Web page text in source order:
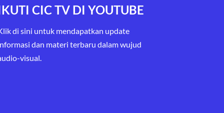
CIC TV DI YOUTUBE
di sini untuk mendapatkan update
dan materi terbaru dalam wujud
visual.